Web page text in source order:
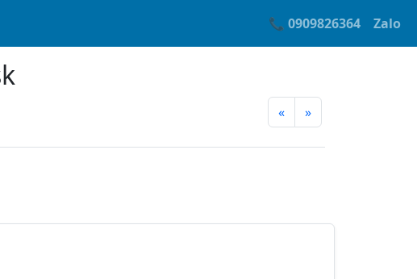
📞 0909826364 Zalo
« »